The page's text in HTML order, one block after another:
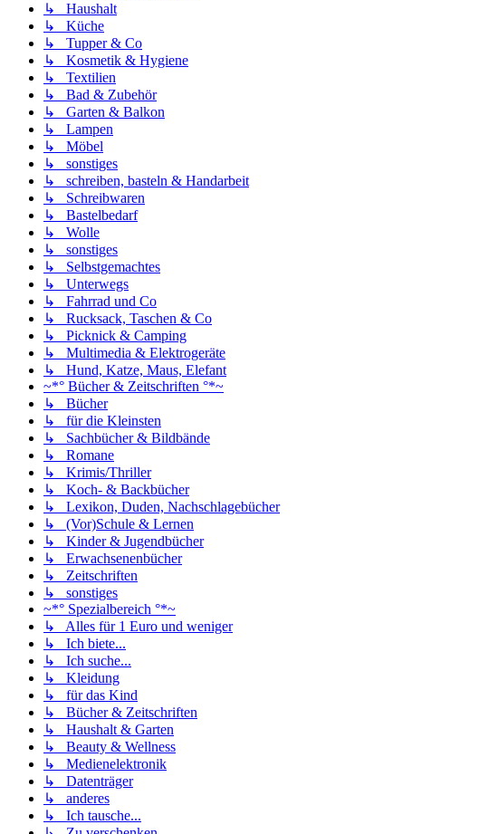
↳ Haushalt
↳ Küche
↳ Tupper & Co
↳ Kosmetik & Hygiene
↳ Textilien
↳ Bad & Zubehör
↳ Garten & Balkon
↳ Lampen
↳ Möbel
↳ sonstiges
↳ schreiben, basteln & Handarbeit
↳ Schreibwaren
↳ Bastelbedarf
↳ Wolle
↳ sonstiges
↳ Selbstgemachtes
↳ Unterwegs
↳ Fahrrad und Co
↳ Rucksack, Taschen & Co
↳ Picknick & Camping
↳ Multimedia & Elektrogeräte
↳ Hund, Katze, Maus, Elefant
~*° Bücher & Zeitschriften °*~
↳ Bücher
↳ für die Kleinsten
↳ Sachbücher & Bildbände
↳ Romane
↳ Krimis/Thriller
↳ Koch- & Backbücher
↳ Lexikon, Duden, Nachschlagebücher
↳ (Vor)Schule & Lernen
↳ Kinder & Jugendbücher
↳ Erwachsenenbücher
↳ Zeitschriften
↳ sonstiges
~*° Spezialbereich °*~
↳ Alles für 1 Euro und weniger
↳ Ich biete...
↳ Ich suche...
↳ Kleidung
↳ für das Kind
↳ Bücher & Zeitschriften
↳ Haushalt & Garten
↳ Beauty & Wellness
↳ Medienelektronik
↳ Datenträger
↳ anderes
↳ Ich tausche...